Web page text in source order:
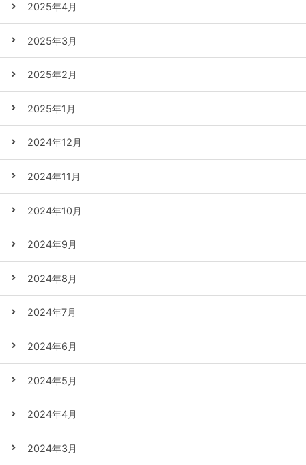
2025年4月
2025年3月
2025年2月
2025年1月
2024年12月
2024年11月
2024年10月
2024年9月
2024年8月
2024年7月
2024年6月
2024年5月
2024年4月
2024年3月